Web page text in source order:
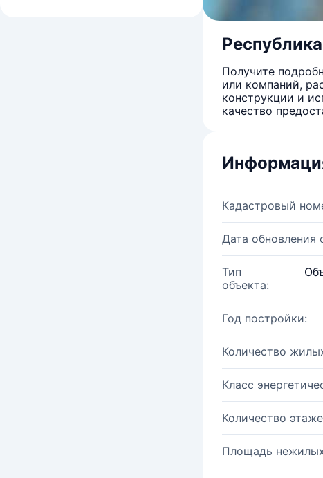
Получите
или компаний,
конструкции и
качество
Кадастровый
Дата обновления
Тип
объекта:
Год постройки:
Количество
Класс
Количество
Площадь